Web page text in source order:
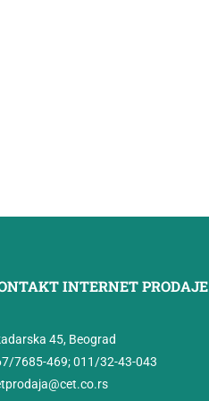
INTERNET PRODAJE
45, Beograd
7685-469;011/32-43-043